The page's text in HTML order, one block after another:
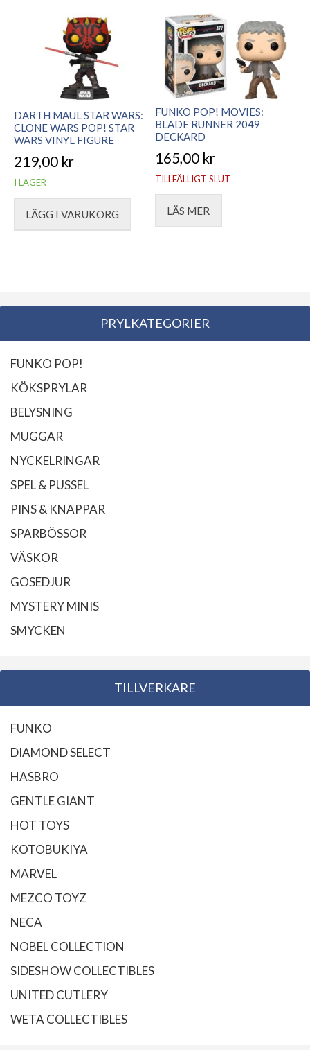
DARTH MAUL STAR WARS:
CLONE WARS POP! STAR
WARS VINYL FIGURE
219,00 kr
I LAGER
LÄGG I VARUKORG
FUNKO POP! MOVIES:
BLADE RUNNER 2049
DECKARD
165,00 kr
TILLFÄLLIGT SLUT
LÄS MER
PRYLKATEGORIER
FUNKO POP!
KÖKSPRYLAR
BELYSNING
MUGGAR
NYCKELRINGAR
SPEL & PUSSEL
PINS & KNAPPAR
SPARBÖSSOR
VÄSKOR
GOSEDJUR
MYSTERY MINIS
SMYCKEN
TILLVERKARE
FUNKO
DIAMOND SELECT
HASBRO
GENTLE GIANT
HOT TOYS
KOTOBUKIYA
MARVEL
MEZCO TOYZ
NECA
NOBEL COLLECTION
SIDESHOW COLLECTIBLES
UNITED CUTLERY
WETA COLLECTIBLES